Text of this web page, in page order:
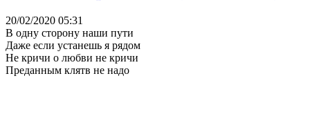
20/02/2020 05:31
В одну сторону наши пути
Даже если устанешь я рядом
Не кричи о любви не кричи
Преданным клятв не надо